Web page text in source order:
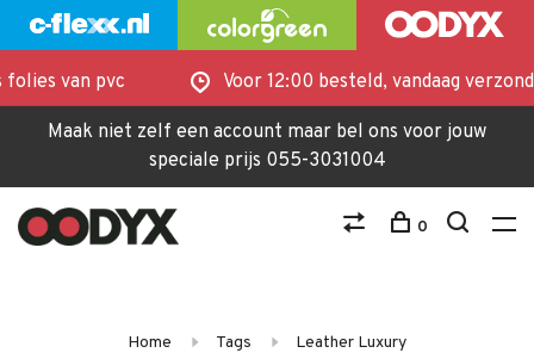
van pvc Voor 12:00 besteld, vandaag verzonden
Maak niet zelf een account maar bel ons voor jouw
speciale prijs 055-3031004
0
Home Tags Leather Luxury